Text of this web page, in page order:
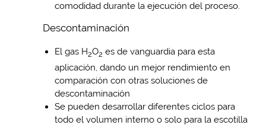
comodidad durante la ejecución del proceso.
Descontaminación
El gas H2O2 es de vanguardia para esta
aplicación, dando un mejor rendimiento en
comparación con otras soluciones de
descontaminación
Se pueden desarrollar diferentes ciclos para
todo el volumen interno o solo para la escotilla